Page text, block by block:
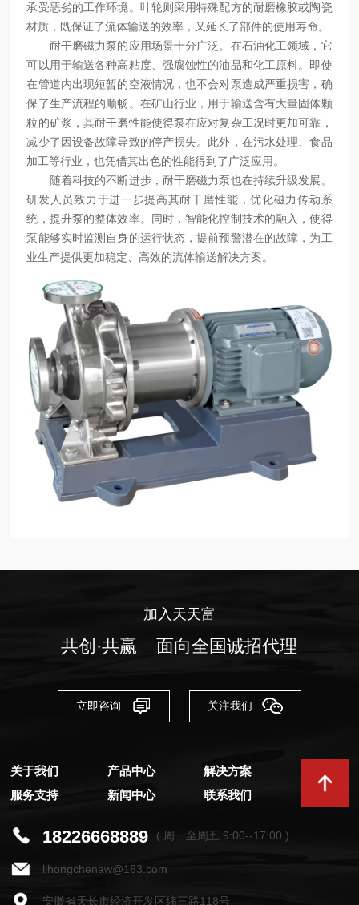
承受恶劣的工作环境。叶轮则采用特殊配方的耐磨橡胶或陶瓷
材质，既保证了流体输送的效率，又延长了部件的使用寿命。
耐干磨磁力泵的应用场景十分广泛。在石油化工领域，它
可以用于输送各种高粘度、强腐蚀性的油品和化工原料。即使
在管道内出现短暂的空液情况，也不会对泵造成严重损害，确
保了生产流程的顺畅。在矿山行业，用于输送含有大量固体颗
粒的矿浆，其耐干磨性能使得泵在应对复杂工况时更加可靠，
减少了因设备故障导致的停产损失。此外，在污水处理、食品
加工等行业，也凭借其出色的性能得到了广泛应用。
随着科技的不断进步，耐干磨磁力泵也在持续升级发展。
研发人员致力于进一步提高其耐干磨性能，优化磁力传动系
统，提升泵的整体效率。同时，智能化控制技术的融入，使得
泵能够实时监测自身的运行状态，提前预警潜在的故障，为工
业生产提供更加稳定、高效的流体输送解决方案。
加入天天富
共创·共赢 面向全国诚招代理
立即咨询 关注我们
关于我们 产品中心
解决方案
服务支持
新闻中心 联系我们
18226668889 ( 周一至周五 9:00--17:00 )
lihongchenaw@163.com
安徽省天长市经济开发区纬三路118号